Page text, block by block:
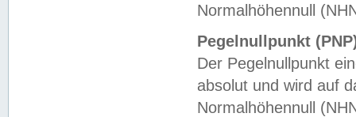
Normalhöhennull
Pegelnullpunkt
Der Pegelnullpunkt
absolut und wird auf
Normalhöhennull